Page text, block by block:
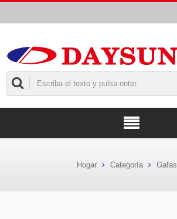
Hogar Categoría Gafas